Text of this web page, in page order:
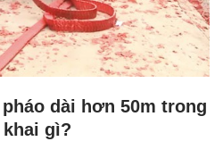
dài hơn 50m trong
gì?